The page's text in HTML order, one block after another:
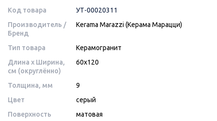
Код товара
УТ-00020311
Производитель /
Бренд
Kerama Marazzi (Керама Марацци)
Тип товара
Керамогранит
Длина x Ширина,
см (округлённо)
60x120
Толщина, мм
9
Цвет
серый
Поверхность
матовая